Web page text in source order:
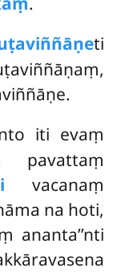
ti
iti evaṃ
pavattaṃ
vacanaṃ
na hoti,
ananta’’nti